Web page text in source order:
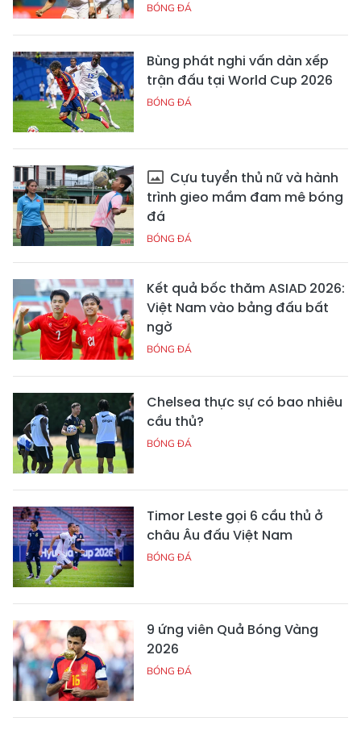
BÓNG ĐÁ
Bùng phát nghi vấn dàn xếp
trận đấu tại World Cup 2026
BÓNG ĐÁ
Cựu tuyển thủ nữ và hành
trình gieo mầm đam mê bóng
đá
BÓNG ĐÁ
Kết quả bốc thăm ASIAD 2026:
Việt Nam vào bảng đấu bất
ngờ
BÓNG ĐÁ
Chelsea thực sự có bao nhiêu
cầu thủ?
BÓNG ĐÁ
Timor Leste gọi 6 cầu thủ ở
châu Âu đấu Việt Nam
BÓNG ĐÁ
9 ứng viên Quả Bóng Vàng
2026
BÓNG ĐÁ